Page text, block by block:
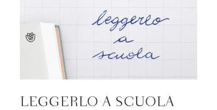
LEGGERLO A SCUOLA